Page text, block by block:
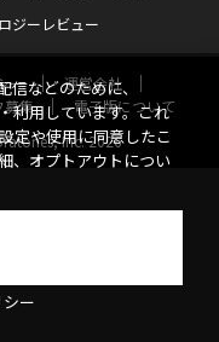
ジーレビュー
ー
運営会社
募集
電子版について
Inc. 2026
信などのために、
利用しています。これ
定や使用に同意したこ
、オプトアウトについ
ー